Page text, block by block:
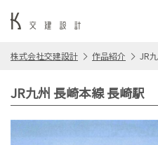
株式会社交建設計 作品紹介 JR
JR九州 長崎本線 長崎駅